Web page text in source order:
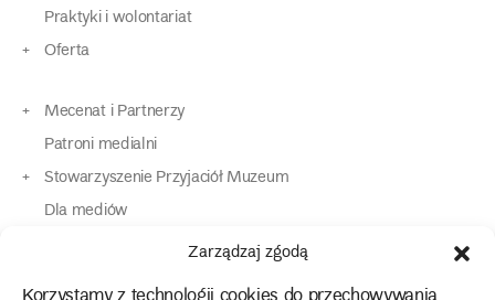
Zarządzaj zgodą
Praktyki i wolontariat
Oferta
Mecenat i Partnerzy
Patroni medialni
Stowarzyszenie Przyjaciół Muzeum
Dla mediów
Dla osób o specjalnych potrzebach